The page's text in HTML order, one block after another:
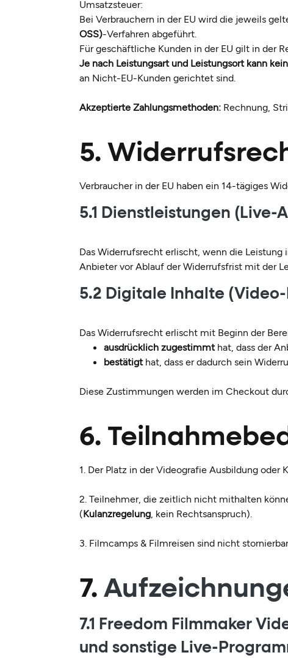
Umsatzsteuer:
Bei Verbrauchern in der EU wird die jeweils
OSS)-Verfahren abgeführt.
Für geschäftliche Kunden in der EU gilt in der
Je nach Leistungsart und Leistungsort kann
an Nicht-EU-Kunden gerichtet sind.
Akzeptierte Zahlungsmethoden: Rechnung,
5.
Verbraucher in der EU haben ein 14-tägiges
5.1 Dienstleistungen (Live-
Das Widerrufsrecht erlischt, wenn die
Anbieter vor Ablauf der Widerrufsfrist mit der
5.2 Digitale Inhalte
Das Widerrufsrecht erlischt mit Beginn der
ausdrücklich zugestimmthat, dass der
bestätigthat, dass er dadurch sein
Diese Zustimmungen werden im Checkout
6.
1. Der Platz in der Videografie Ausbildung
2. Teilnehmer, die zeitlich nicht mithalten
(Kulanzregelung , kein Rechtsanspruch).
3. Filmcamps & Filmreisen sind nicht
7.
7.1 Freedom Filmmaker
und sonstige Live-